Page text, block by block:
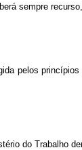
sempre
pelos
do Trabalho